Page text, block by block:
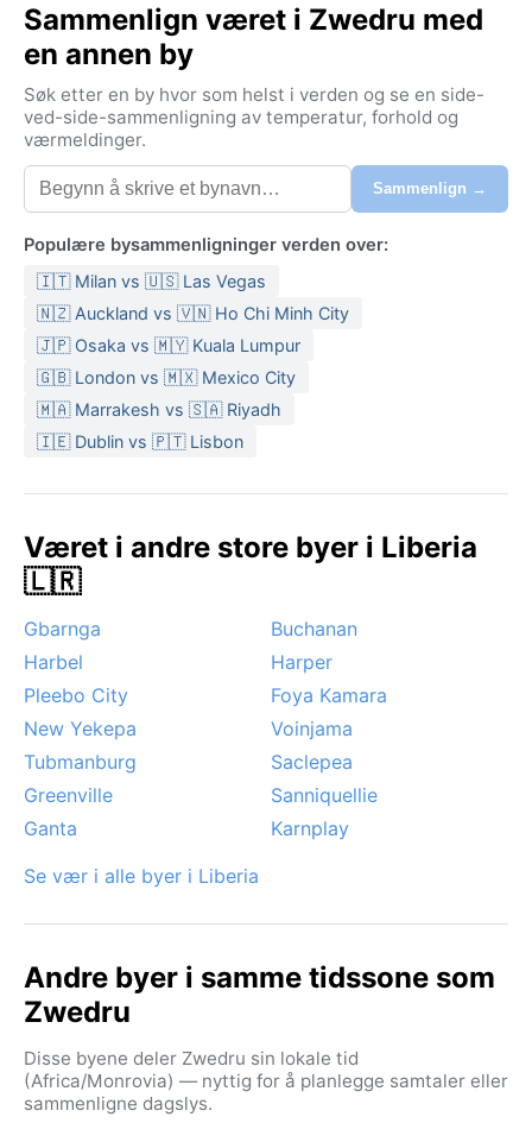
Sammenlign været i Zwedru med
en annen by
Søk etter en by hvor som helst i verden og se en side-
ved-side-sammenligning av temperatur, forhold og
værmeldinger.
Sammenlign →
Populære bysammenligninger verden over:
🇮🇹 Milan vs 🇺🇸 Las Vegas
🇳🇿 Auckland vs 🇻🇳 Ho Chi Minh City
🇯🇵 Osaka vs 🇲🇾 Kuala Lumpur
🇬🇧 London vs 🇲🇽 Mexico City
🇲🇦 Marrakesh vs 🇸🇦 Riyadh
🇮🇪 Dublin vs 🇵🇹 Lisbon
Været i andre store byer i Liberia
🇱🇷
Gbarnga
Buchanan
Harbel
Harper
Pleebo City
Foya Kamara
New Yekepa
Voinjama
Tubmanburg
Saclepea
Greenville
Sanniquellie
Ganta
Karnplay
Se vær i alle byer i Liberia
Andre byer i samme tidssone som
Zwedru
Disse byene deler Zwedru sin lokale tid
(Africa/Monrovia) — nyttig for å planlegge samtaler eller
sammenligne dagslys.